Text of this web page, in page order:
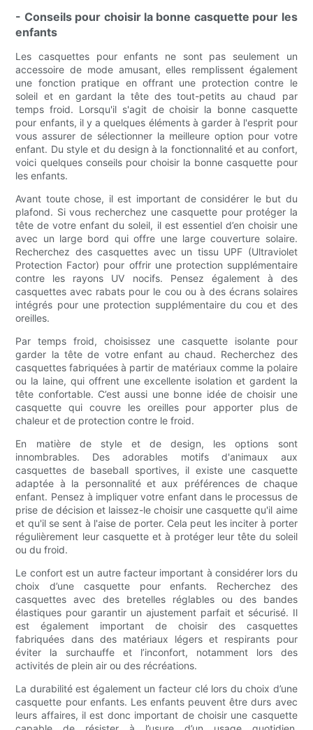
- Conseils pour choisir la bonne casquette pour les
enfants
Les casquettes pour enfants ne sont pas seulement un
accessoire de mode amusant, elles remplissent également
une fonction pratique en offrant une protection contre le
soleil et en gardant la tête des tout-petits au chaud par
temps froid. Lorsqu'il s'agit de choisir la bonne casquette
pour enfants, il y a quelques éléments à garder à l'esprit pour
vous assurer de sélectionner la meilleure option pour votre
enfant. Du style et du design à la fonctionnalité et au confort,
voici quelques conseils pour choisir la bonne casquette pour
les enfants.
Avant toute chose, il est important de considérer le but du
plafond. Si vous recherchez une casquette pour protéger la
tête de votre enfant du soleil, il est essentiel d’en choisir une
avec un large bord qui offre une large couverture solaire.
Recherchez des casquettes avec un tissu UPF (Ultraviolet
Protection Factor) pour offrir une protection supplémentaire
contre les rayons UV nocifs. Pensez également à des
casquettes avec rabats pour le cou ou à des écrans solaires
intégrés pour une protection supplémentaire du cou et des
oreilles.
Par temps froid, choisissez une casquette isolante pour
garder la tête de votre enfant au chaud. Recherchez des
casquettes fabriquées à partir de matériaux comme la polaire
ou la laine, qui offrent une excellente isolation et gardent la
tête confortable. C’est aussi une bonne idée de choisir une
casquette qui couvre les oreilles pour apporter plus de
chaleur et de protection contre le froid.
En matière de style et de design, les options sont
innombrables. Des adorables motifs d'animaux aux
casquettes de baseball sportives, il existe une casquette
adaptée à la personnalité et aux préférences de chaque
enfant. Pensez à impliquer votre enfant dans le processus de
prise de décision et laissez-le choisir une casquette qu'il aime
et qu'il se sent à l'aise de porter. Cela peut les inciter à porter
régulièrement leur casquette et à protéger leur tête du soleil
ou du froid.
Le confort est un autre facteur important à considérer lors du
choix d’une casquette pour enfants. Recherchez des
casquettes avec des bretelles réglables ou des bandes
élastiques pour garantir un ajustement parfait et sécurisé. Il
est également important de choisir des casquettes
fabriquées dans des matériaux légers et respirants pour
éviter la surchauffe et l’inconfort, notamment lors des
activités de plein air ou des récréations.
La durabilité est également un facteur clé lors du choix d’une
casquette pour enfants. Les enfants peuvent être durs avec
leurs affaires, il est donc important de choisir une casquette